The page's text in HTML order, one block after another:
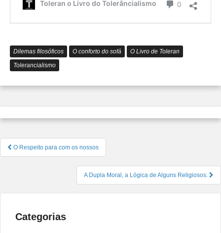
é
Toleran o Livro do Tolerâncialismo 0 Comentário
Dilemas filosóficos O conforto do sofá
O Livro de Toleran
Tolerancialismo
Navegação
de
O Respeito para com os nossos
A Dupla Moral, a Lógica de Alguns Religiosos.
Categorias